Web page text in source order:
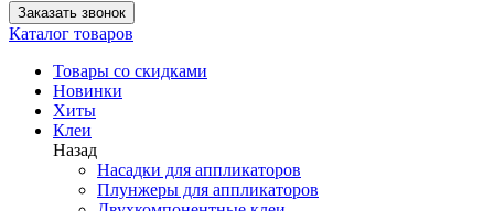
Каталог товаров
Товары со скидками
Новинки
Хиты
Клеи
Назад
Насадки для аппликаторов
Плунжеры для аппликаторов